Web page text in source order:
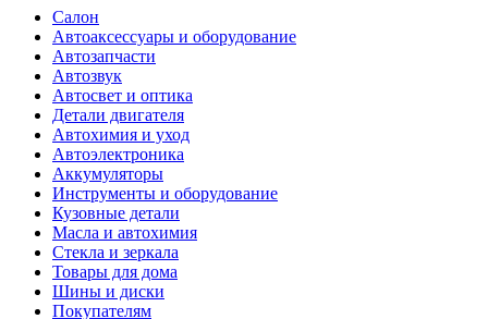
Салон
Автоаксессуары и оборудование
Автозапчасти
Автозвук
Автосвет и оптика
Детали двигателя
Автохимия и уход
Автоэлектроника
Аккумуляторы
Инструменты и оборудование
Кузовные детали
Масла и автохимия
Стекла и зеркала
Товары для дома
Шины и диски
Покупателям